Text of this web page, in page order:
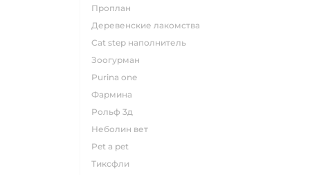
проплан
деревенские лакомства
cat step наполнитель
зоогурман
purina one
фармина
рольф 3д
неболин вет
pet a pet
тиксфли